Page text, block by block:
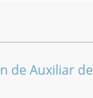
de Auxiliar de